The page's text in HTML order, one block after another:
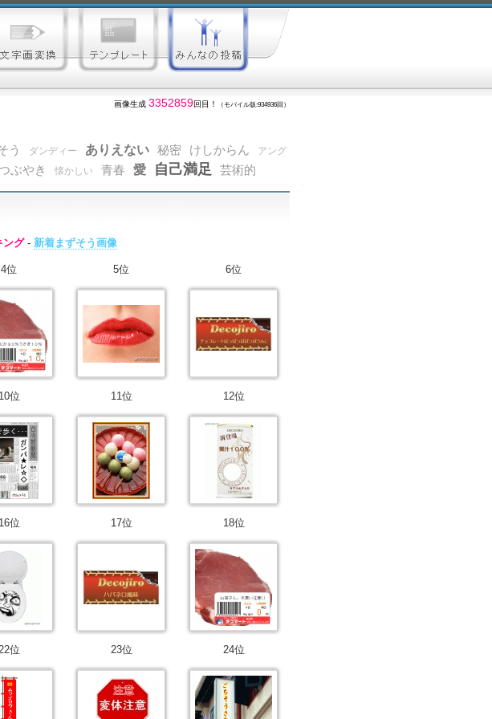
画像生成 3352859回目！ （モバイル版:934936回）
う ダンディー ありえない 秘密 けしからん
アング
つぶやき 懐かしい 青春 愛 自己満足 芸術的
ング- 新着まずそう画像
4位 5位 6位
10位 11位 12位
16位 17位 18位
位 23位 24位